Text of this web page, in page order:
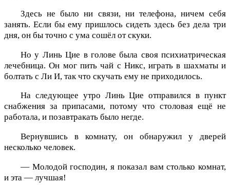
Здесь не было ни связи, ни телефона, ничем себя
занять. Если бы ему пришлось сидеть здесь без дела три
дня, он бы точно с ума сошёл от скуки.
Но у Линь Цие в голове была своя психиатрическая
лечебница. Он мог пить чай с Никс, играть в шахматы и
болтать с Ли И, так что скучать ему не приходилось.
На следующее утро Линь Цие отправился в пункт
снабжения за припасами, потому что столовая ещё не
работала, и позавтракать было негде.
Вернувшись в комнату, он обнаружил у дверей
несколько человек.
— Молодой господин, я показал вам столько комнат,
и эта — лучшая!